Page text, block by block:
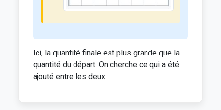
Ici, la quantité finale est plus grande que la
quantité du départ. On cherche ce qui a été
ajouté entre les deux.